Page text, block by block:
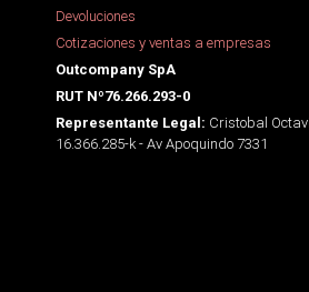
Devoluciones
Cotizaciones y ventas a empresas
Outcompany SpA
RUT Nº76.266.293-0
Representante Legal: Cristobal
16.366.285-k - Av Apoquindo 7331